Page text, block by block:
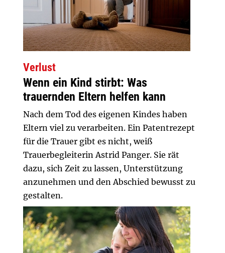
Verlust
Wenn ein Kind stirbt: Was
trauernden Eltern helfen kann
Nach dem Tod des eigenen Kindes haben
Eltern viel zu verarbeiten. Ein Patentrezept
für die Trauer gibt es nicht, weiß
Trauerbegleiterin Astrid Panger. Sie rät
dazu, sich Zeit zu lassen, Unterstützung
anzunehmen und den Abschied bewusst zu
gestalten.